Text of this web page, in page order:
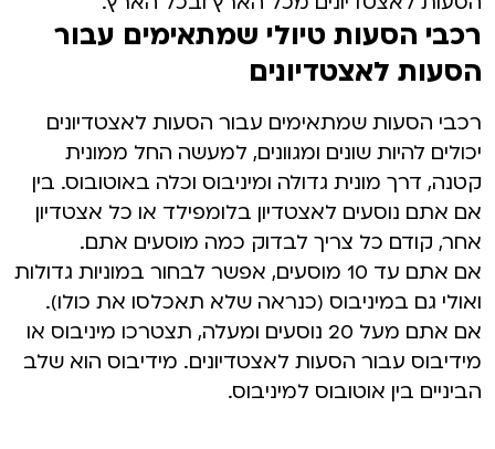
רכבי הסעות טיולי שמתאימים עבור
הסעות לאצטדיונים
רכבי הסעות שמתאימים עבור הסעות לאצטדיונים
יכולים להיות שונים ומגוונים, למעשה החל ממונית
קטנה, דרך מונית גדולה ומיניבוס וכלה באוטובוס. בין
אם אתם נוסעים לאצטדיון בלומפילד או כל אצטדיון
אחר, קודם כל צריך לבדוק כמה מוסעים אתם.
אם אתם עד 10 מוסעים, אפשר לבחור במוניות גדולות
ואולי גם במיניבוס (כנראה שלא תאכלסו את כולו).
אם אתם מעל 20 נוסעים ומעלה, תצטרכו מיניבוס או
מידיבוס עבור הסעות לאצטדיונים. מידיבוס הוא שלב
הביניים בין אוטובוס למיניבוס.